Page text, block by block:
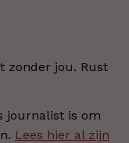
zonder jou. Rust
journalist is om
Lees hier al zijn